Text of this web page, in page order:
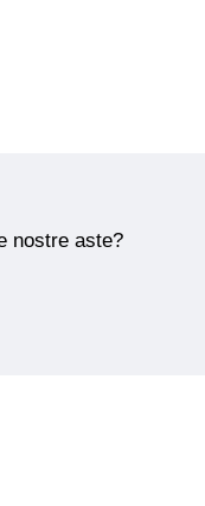
nostre aste?